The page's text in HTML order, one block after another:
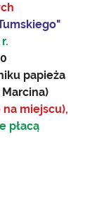
papieża
Marcina)
na miejscu),
płacą